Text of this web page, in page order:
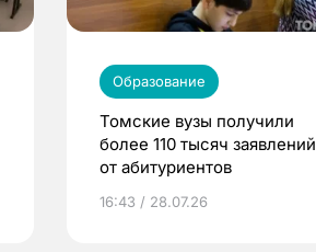
Образование
Томские вузы получили
более 110 тысяч заявлений
от абитуриентов
16:43 / 28.07.26